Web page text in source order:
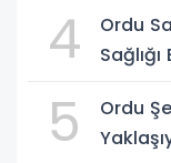
4
Ordu
5
Ordu